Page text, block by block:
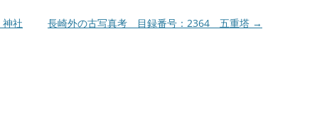
社 長崎外の古写真考 目録番号：2364 五重塔 →